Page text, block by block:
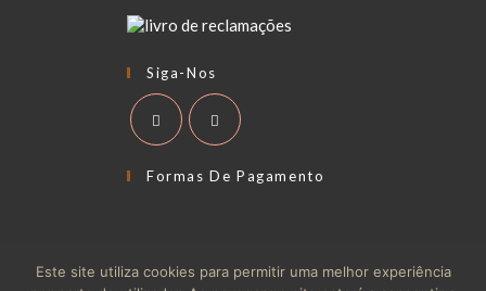
Siga-Nos
Formas De Pagamento
Este site utiliza cookies para permitir uma melhor experiência